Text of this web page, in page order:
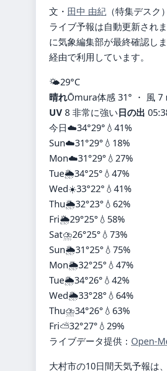
文・ 田中 由紀 （特集デスク）
ライブ予報は自動更新され
に気象編集部が最終確認し
経由で利用しています。
🌤️29°C
晴れŌmura体感 31° ・ 風
UV 8 非常に強い日の出
今日☁️34°29° 💧41%
Sun☁️31°29° 💧18%
Mon☁️31°29° 💧27%
Tue🌦️34°25° 💧47%
Wed☀️33°22° 💧41%
Thu🌦️32°23° 💧62%
Fri🌦️29°25° 💧58%
Sat⛈️26°25° 💧73%
Sun🌦️31°25° 💧75%
Mon🌦️32°25° 💧47%
Tue🌦️34°26° 💧42%
Wed🌦️33°28° 💧64%
Thu⛈️34°26° 💧63%
Fri⛅32°27° 💧29%
ライブデータ提供： Open-
大村市の10日間天気予報は